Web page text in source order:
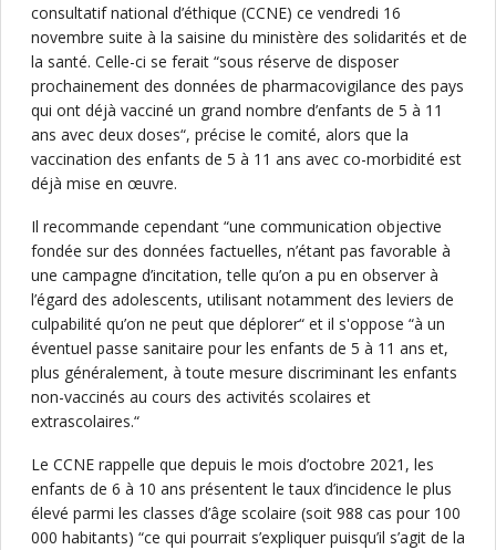
consultatif national d’éthique (CCNE) ce vendredi 16
novembre suite à la saisine du ministère des solidarités et de
la santé. Celle-ci se ferait “sous réserve de disposer
prochainement des données de pharmacovigilance des pays
qui ont déjà vacciné un grand nombre d’enfants de 5 à 11
ans avec deux doses“, précise le comité, alors que la
vaccination des enfants de 5 à 11 ans avec co-morbidité est
déjà mise en œuvre.
Il recommande cependant “une communication objective
fondée sur des données factuelles, n’étant pas favorable à
une campagne d’incitation, telle qu’on a pu en observer à
l’égard des adolescents, utilisant notamment des leviers de
culpabilité qu’on ne peut que déplorer“ et il s'oppose “à un
éventuel passe sanitaire pour les enfants de 5 à 11 ans et,
plus généralement, à toute mesure discriminant les enfants
non-vaccinés au cours des activités scolaires et
extrascolaires.“
Le CCNE rappelle que depuis le mois d’octobre 2021, les
enfants de 6 à 10 ans présentent le taux d’incidence le plus
élevé parmi les classes d’âge scolaire (soit 988 cas pour 100
000 habitants) “ce qui pourrait s’expliquer puisqu’il s’agit de la